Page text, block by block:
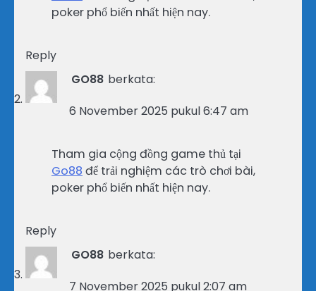
poker phổ biến nhất hiện nay.
Reply
GO88 berkata:
6 November 2025 pukul 6:47 am
Tham gia cộng đồng game thủ tại
Go88 để trải nghiệm các trò chơi bài,
poker phổ biến nhất hiện nay.
Reply
GO88 berkata:
7 November 2025 pukul 2:07 am